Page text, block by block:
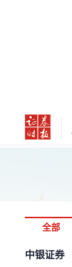
全部
中银证券